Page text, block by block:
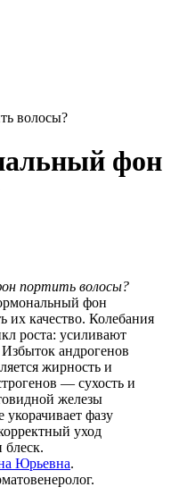
волосы?
фон
портить волосы?
фон
их качество. Колебания
роста: усиливают
андрогенов
жирность и
— сухость и
железы
укорачивает фазу
уход
блеск.
Юрьевна.